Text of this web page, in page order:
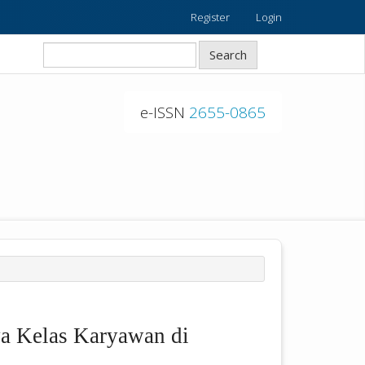
Register Login
Search
e-ISSN 2655-0865
Kelas Karyawan di